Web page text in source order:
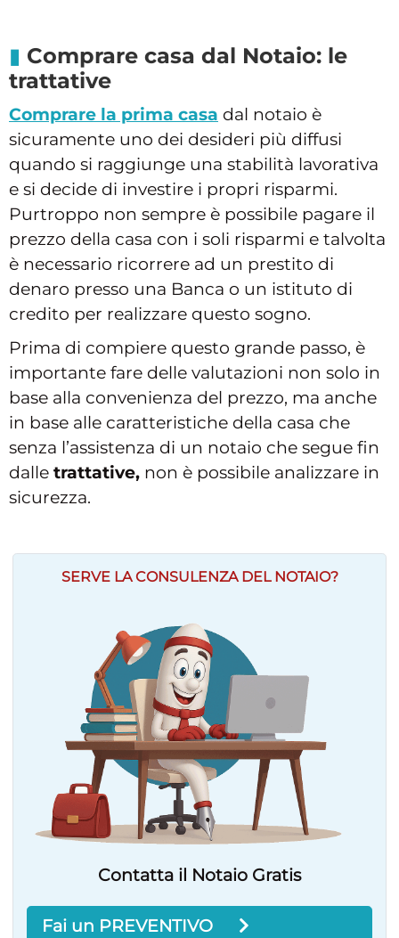
Comprare casa dal Notaio: le
trattative
Comprare la prima casa dal notaio è
sicuramente uno dei desideri più diffusi
quando si raggiunge una stabilità lavorativa
e si decide di investire i propri risparmi.
Purtroppo non sempre è possibile pagare il
prezzo della casa con i soli risparmi e talvolta
è necessario ricorrere ad un prestito di
denaro presso una Banca o un istituto di
credito per realizzare questo sogno.
Prima di compiere questo grande passo, è
importante fare delle valutazioni non solo in
base alla convenienza del prezzo, ma anche
in base alle caratteristiche della casa che
senza l’assistenza di un notaio che segue fin
dalle trattative, non è possibile analizzare in
sicurezza.
SERVE LA CONSULENZA DEL NOTAIO?
Contatta il Notaio Gratis
Fai un PREVENTIVO